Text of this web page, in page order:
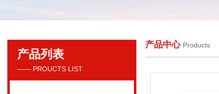
贝克曼库尔特国际贸易（上海）有限公司
产品列表
—— PROUCTS LIST
产品中心 Products